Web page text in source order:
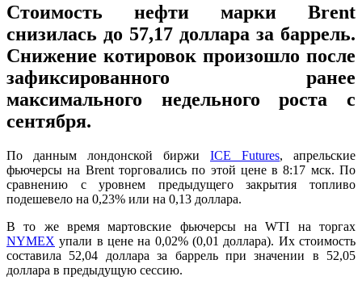
Стоимость нефти марки Brent
снизилась до 57,17 доллара за баррель.
Снижение котировок произошло после
зафиксированного ранее
максимального недельного роста с
сентября.
По данным лондонской биржи ICE Futures, апрельские
фьючерсы на Brent торговались по этой цене в 8:17 мск. По
сравнению с уровнем предыдущего закрытия топливо
подешевело на 0,23% или на 0,13 доллара.
В то же время мартовские фьючерсы на WTI на торгах
NYMEX упали в цене на 0,02% (0,01 доллара). Их стоимость
составила 52,04 доллара за баррель при значении в 52,05
доллара в предыдущую сессию.